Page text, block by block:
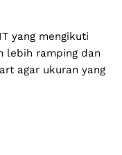
yang mengikuti
lebih ramping dan
agar ukuran yang